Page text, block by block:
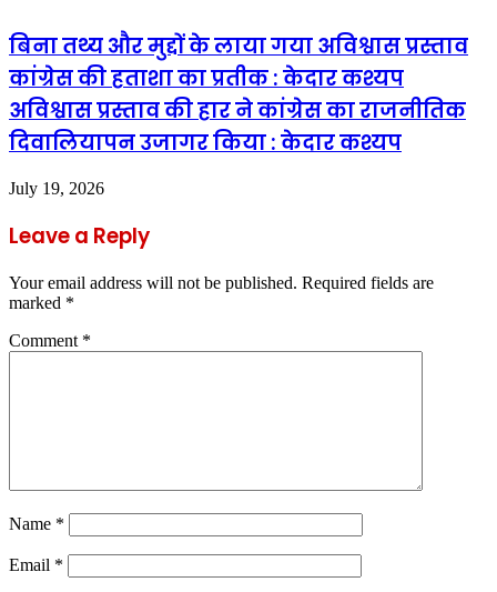
बिना तथ्य और मुद्दों के लाया गया अविश्वास प्रस्ताव
कांग्रेस की हताशा का प्रतीक : केदार कश्यप
अविश्वास प्रस्ताव की हार ने कांग्रेस का राजनीतिक
दिवालियापन उजागर किया : केदार कश्यप
July 19, 2026
Leave a Reply
Your email address will not be published. Required fields are
marked *
Comment *
Name *
Email *